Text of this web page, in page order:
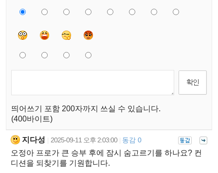
띄어쓰기 포함 200자까지 쓰실 수 있습니다.
(400바이트)
지다성 2025-09-11 오후 2:03:00 동감 0
오정아 프로가 큰 승부 후에 잠시 숨고르기를 하나요? 컨
디션을 되찾기를 기원합니다.